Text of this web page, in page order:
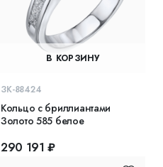
В КОРЗИНУ
ЗК-88424
Кольцо с бриллиантами
Золото 585 белое
290 191 ₽